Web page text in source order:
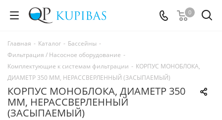
0
Главная - Каталог - Бассейны -
Фильтрация / Насосное оборудование -
Комплектующие к системам фильтрации - КОРПУС МОНОБЛОКА,
ДИАМЕТР 350 ММ, НЕРАССВЕРЛЕННЫЙ (ЗАСЫПАЕМЫЙ)
КОРПУС МОНОБЛОКА, ДИАМЕТР 350
ММ, НЕРАССВЕРЛЕННЫЙ
(ЗАСЫПАЕМЫЙ)